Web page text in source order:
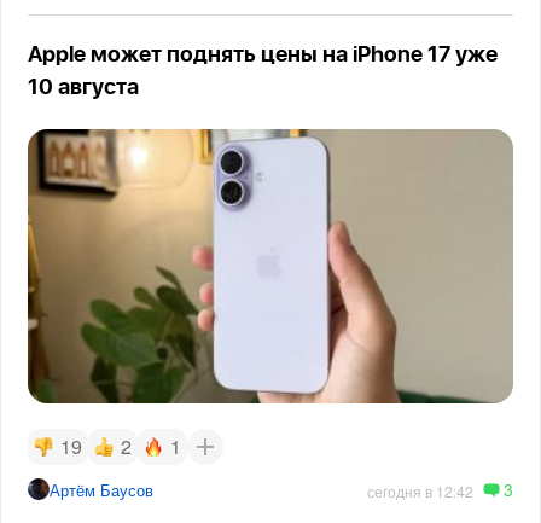
Apple может поднять цены на iPhone 17 уже
10 августа
19 2 1
Артём Баусов сегодня в 12:42 3